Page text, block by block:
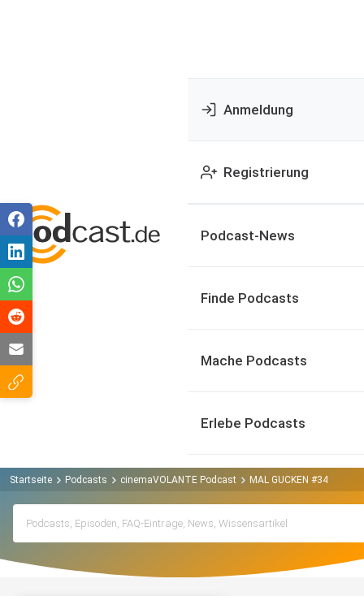
Anmeldung
Registrierung
Podcast-News
Finde Podcasts
Mache Podcasts
Erlebe Podcasts
Startseite Podcasts cinemaVOLANTE Podcast MAL GUCKEN #34 | Last